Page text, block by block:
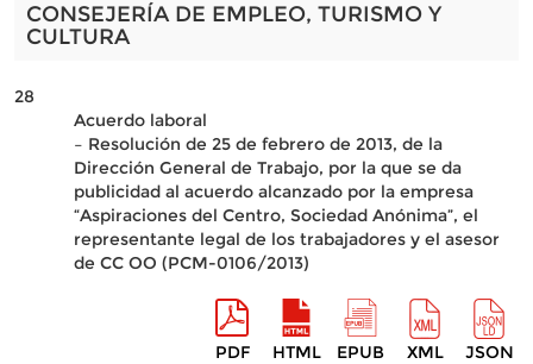
CONSEJERÍA DE EMPLEO, TURISMO Y
CULTURA
28
Acuerdo laboral
– Resolución de 25 de febrero de 2013, de la
Dirección General de Trabajo, por la que se da
publicidad al acuerdo alcanzado por la empresa
“Aspiraciones del Centro, Sociedad Anónima”, el
representante legal de los trabajadores y el asesor
de CC OO (PCM-0106/2013)
PDF HTML EPUB XML JSON